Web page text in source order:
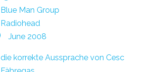
Blue Man Group
Radiohead
June 2008
die korrekte Aussprache von Cesc